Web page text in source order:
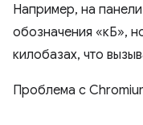
Например, на
обозначения «кБ»,
килобазах, что
Проблема с